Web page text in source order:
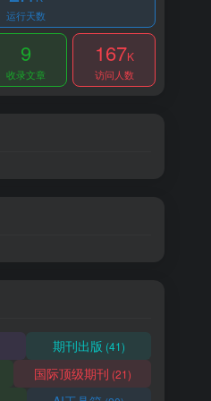
运行天数
9
收录文章
167K
访问人数
期刊出版 (41)
国际顶级期刊 (21)